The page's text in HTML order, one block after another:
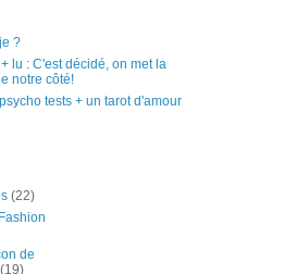
?
lu : C'est décidé, on met la
notre côté!
tests + un tarot d'amour
(22)
de
(19)